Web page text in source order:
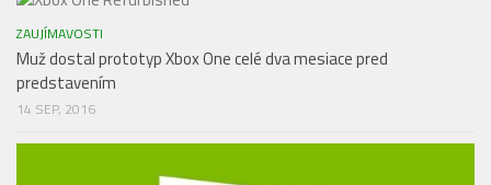
ZAUJÍMAVOSTI
Muž dostal prototyp Xbox One celé dva mesiace pred
predstavením
14 SEP, 2016